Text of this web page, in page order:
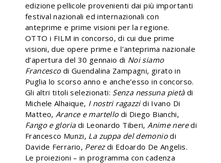
edizione pellicole provenienti dai più importanti
festival nazionali ed internazionali con
anteprime e prime visioni per la regione.
OTTO i FILM in concorso, di cui due prime
visioni, due opere prime e l’anteprima nazionale
d’apertura del 30 gennaio di Noi siamo
Francescodi Guendalina Zampagni, girato in
Puglia lo scorso anno e anche’esso in concorso.
Gli altri titoli selezionati: Senza nessuna pietàdi
Michele Alhaique, I nostri ragazzidi Ivano Di
Matteo, Arance e martellodi Diego Bianchi,
Fango e gloriadi Leonardo Tiberi,Anime neredi
Francesco Munzi, La zuppa del demoniodi
Davide Ferrario, Perezdi Edoardo De Angelis.
Le proiezioni – in programma con cadenza